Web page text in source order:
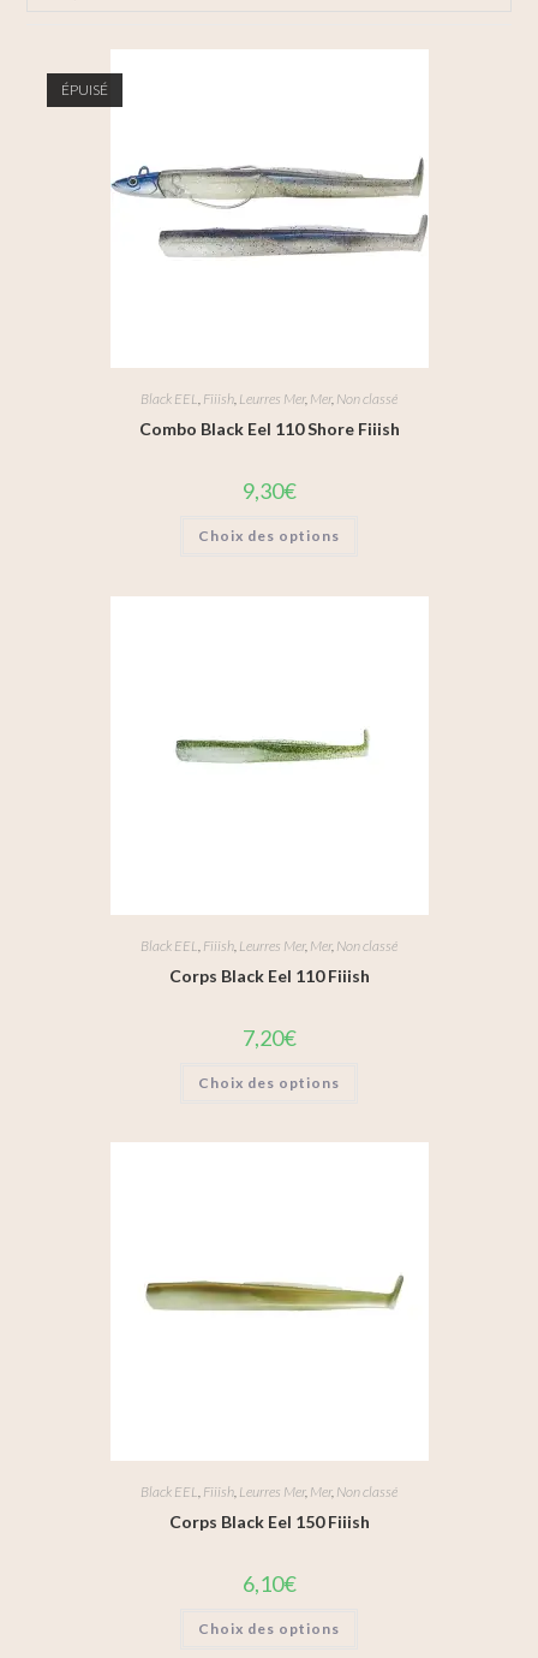
ÉPUISÉ
Black EEL, Fiiish, Leurres Mer, Mer, Non classé
Combo Black Eel 110 Shore Fiiish
9,30€
Choix des options
Black EEL Fiiish Leurres Mer, Mer, Non classé
Corps Black Eel 110 Fiiish
7,20€
Choix des options
Black EEL, Fiiish, Leurres Mer, Mer, Non classé
Corps Black Eel 150 Fiiish
6,10€
Choix des options